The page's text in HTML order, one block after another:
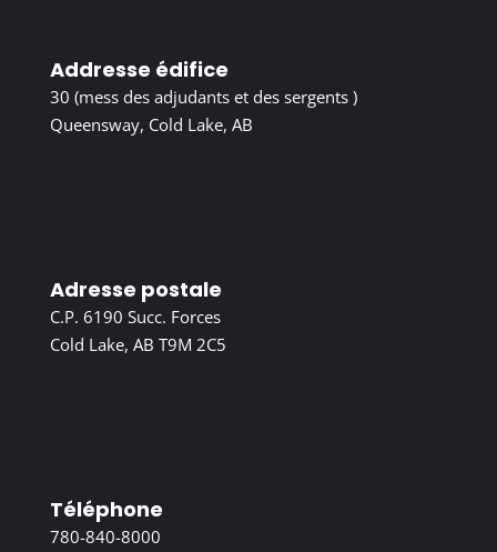
Addresse édifice
30 (mess des adjudants et des sergents )
Queensway, Cold Lake, AB
Adresse postale
C.P. 6190 Succ. Forces
Cold Lake, AB T9M 2C5
Téléphone
780-840-8000